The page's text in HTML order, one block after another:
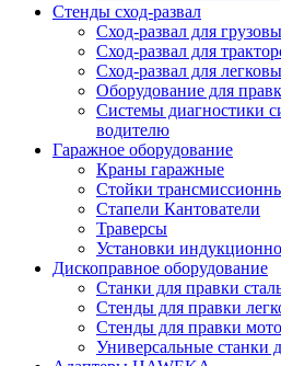
Стенды сход-развал
Сход-развал для
Сход-развал для
Сход-развал для
Оборудование для
Системы диагностики
водителю
Гаражное оборудование
Краны гаражные
Стойки
Стапели Кантователи
Траверсы
Установки
Дископравное оборудование
Станки для правки
Стенды для правки
Стенды для правки
Универсальные станки